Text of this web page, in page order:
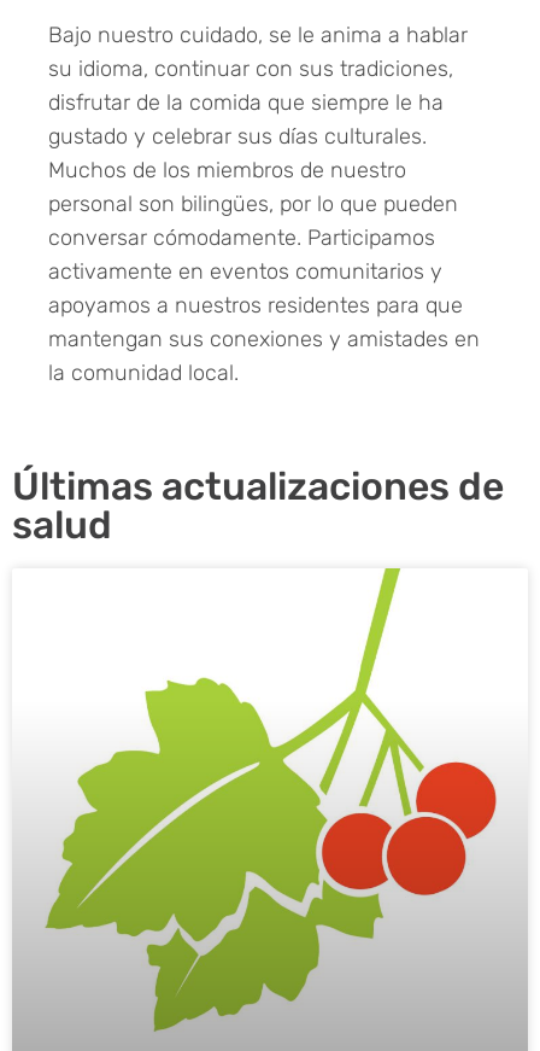
Bajo nuestro cuidado, se le anima a hablar
su idioma, continuar con sus tradiciones,
disfrutar de la comida que siempre le ha
gustado y celebrar sus días culturales.
Muchos de los miembros de nuestro
personal son bilingües, por lo que pueden
conversar cómodamente. Participamos
activamente en eventos comunitarios y
apoyamos a nuestros residentes para que
mantengan sus conexiones y amistades en
la comunidad local.
Últimas actualizaciones de
salud